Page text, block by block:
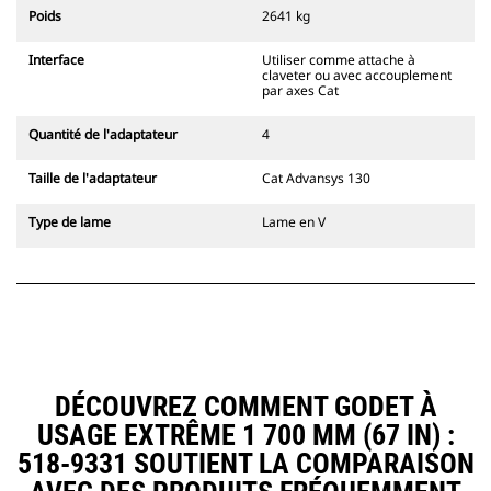
champ de vision du conducteur.
axes Cat sont compatibles avec les
pelles hydrauliques à chaînes 311-
Des attaches à largeur de
disponibles.
le système d'attache spéciale CW
CW sont dotées d'un système de
disponibles pour toutes les pelles
hydrauliques à chaines et sur
pneus.
Poids 2641 kg
Interface
Utiliser comme attache à
claveter ou avec accouplement
par axes Cat
Quantité de l'adaptateur 4
Taille de l'adaptateur Cat Advansys 130
Type de lame Lame en V
DÉCOUVREZ COMMENT GODET À
USAGE EXTRÊME 1 700 MM (67 IN) :
518-9331 SOUTIENT LA COMPARAISON